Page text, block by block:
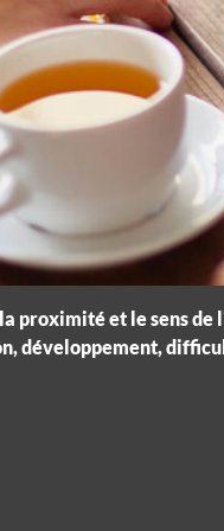
proximité et le sens
développement,